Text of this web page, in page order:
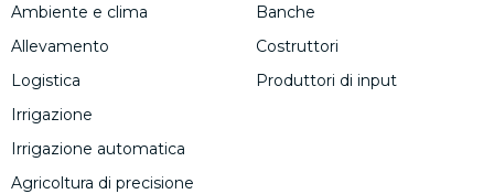
Ambiente e clima
Allevamento
Logistica
Irrigazione
Irrigazione automatica
Agricoltura di precisione
Banche
Costruttori
Produttori di input